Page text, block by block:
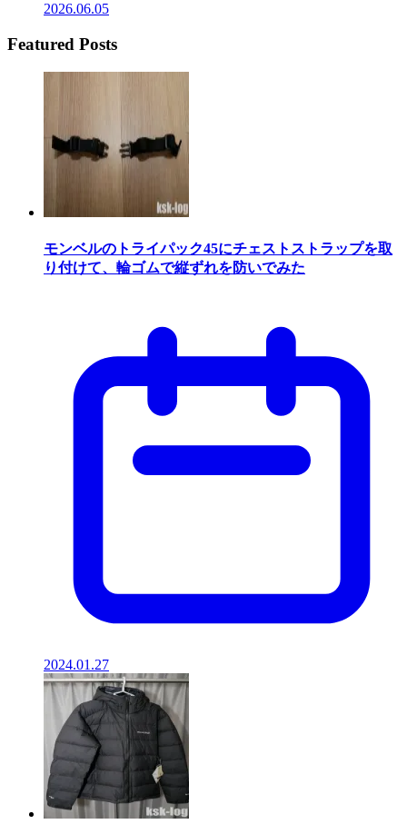
2026.06.05
Featured Posts
モンベルのトライパック45にチェストストラップを取
り付けて、輪ゴムで縦ずれを防いでみた
2024.01.27